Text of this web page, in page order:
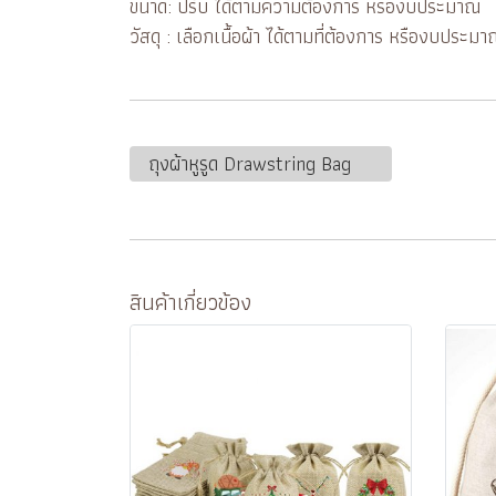
ขนาด: ปรับ ได้ตามความต้องการ หรืองบประมาณ
วัสดุ : เลือกเนื้อผ้า ได้ตามที่ต้องการ หรืองบประม
ถุงผ้าหูรูด Drawstring Bag
สินค้าเกี่ยวข้อง